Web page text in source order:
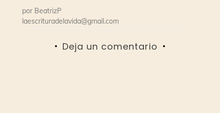
por BeatrizP
laescrituradelavida@gmail.com
Deja un comentario